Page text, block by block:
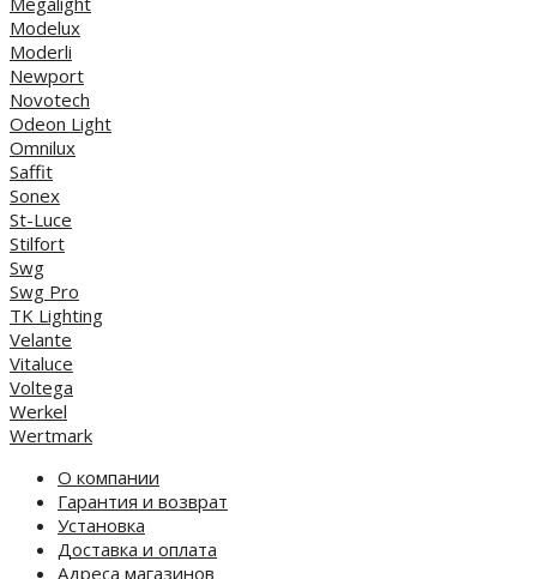
Modelux
Moderli
Newport
Novotech
Odeon Light
Omnilux
Saffit
Sonex
St-Luce
Stilfort
Swg
Swg Pro
TK Lighting
Velante
Vitaluce
Voltega
Werkel
Wertmark
О компании
Гарантия и возврат
Установка
Доставка и оплата
Адреса магазинов